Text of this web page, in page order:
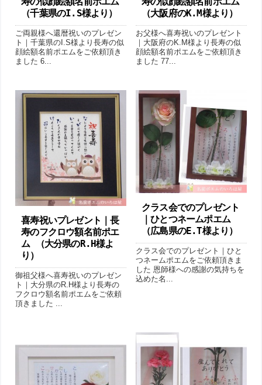
（千葉県のI.S様より ）
ご両親様へ還暦祝いのプレゼン
ト｜千葉県のI.S様より長寿の似
顔絵額名前ポエムをご依頼頂き
ました 6...
（大阪府のK.M様より ）
お父様へ喜寿祝いのプレゼント
｜大阪府のK.M様より長寿の似
顔絵額名前ポエムをご依頼頂き
ました 77...
喜寿祝いプレゼント｜長
寿のフクロウ額名前ポエ
ム （大分県のR.H様よ
り ）
御祖父様へ喜寿祝いのプレゼン
ト｜大分県のR.H様より長寿の
フクロウ額名前ポエムをご依頼
頂きました ...
クラス会でのプレゼント
｜ひとつネームポエム
（広島県のE.T様より ）
クラス会でのプレゼント｜ひと
つネームポエムをご依頼頂きま
した 恩師様への感謝の気持ちを
込めた名...